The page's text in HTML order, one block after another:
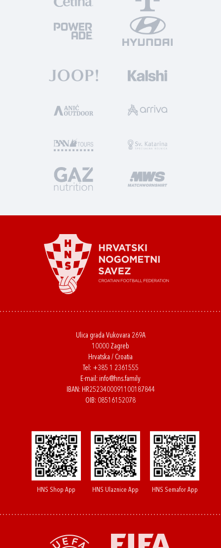
Ulica grada Vukovara 269A
10000 Zagreb
Hrvatska / Croatia
Tel: +385 1 2361555
E-mail: info@hns.family
IBAN: HR2523400091100187844
OIB: 08516152078
HNS Shop App HNS Ulaznice App HNS Semafor App